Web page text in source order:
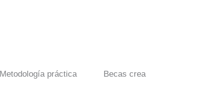
Metodología práctica
Becas crea